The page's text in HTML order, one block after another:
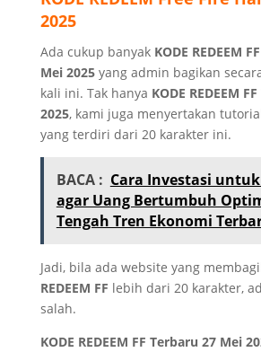
2025
Ada cukup banyak KODE REDEEM FF
Mei 2025 yang admin bagikan
kali ini. Tak hanya KODE REDEEM
2025, kami juga menyertakan
yang terdiri dari 20 karakter ini.
BACA : Cara Investasi
agar Uang Bertumbuh
Tengah Tren Ekonomi
Jadi, bila ada website yang
REDEEM FF lebih dari 20 karakter,
salah.
KODE REDEEM FF Terbaru 27 Mei